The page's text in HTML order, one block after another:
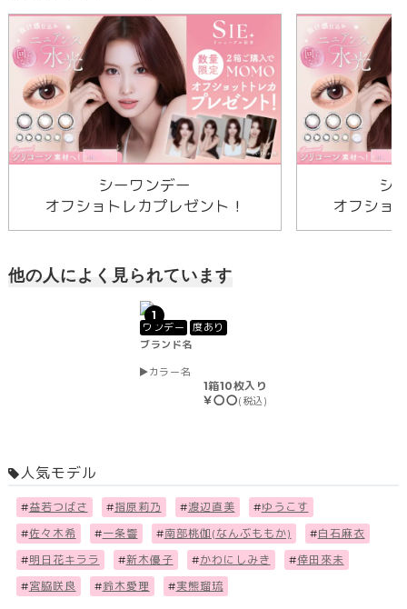
シーワンデー
オフショトレカプレゼント！
シ
オフショ
他の人によく見られています
1
ワンデー
度あり
ブランド名
カラー名
1箱10枚入り
￥〇〇(税込)
人気モデル
#益若つばさ #指原莉乃 #渡辺直美 #ゆうこす
#佐々木希 #一条響 #南部桃伽(なんぶももか) #白石麻衣
#明日花キララ #新木優子 #かわにしみき #倖田來未
#宮脇咲良 #鈴木愛理 #実熊瑠琉